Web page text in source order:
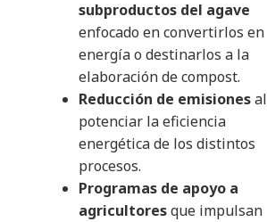
subproductos del agave
enfocado en convertirlos en
energía o destinarlos a la
elaboración de compost.
Reducción de emisionesal
potenciar la eficiencia
energética de los distintos
procesos.
Programas de apoyo a
agricultoresque impulsan